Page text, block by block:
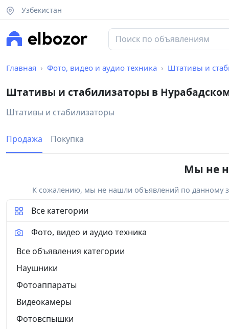
Узбекистан
Главная Фото, видео и аудио техника Штативы и
Штативы и стабилизаторы в
Штативы и стабилизаторы
Продажа Покупка
Мы не
К сожалению, мы не нашли объявлений по данному
Все категории
Фото, видео и аудио техника
Все объявления категории
Наушники
Фотоаппараты
Видеокамеры
Фотовспышки